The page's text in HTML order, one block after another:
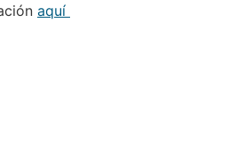
aquí